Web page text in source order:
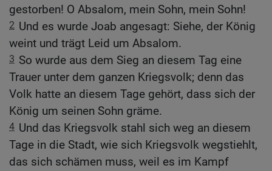
gestorben! O Absalom, mein Sohn, mein Sohn!
2 Und es wurde Joab angesagt: Siehe, der König
weint und trägt Leid um Absalom.
3 So wurde aus dem Sieg an diesem Tag eine
Trauer unter dem ganzen Kriegsvolk; denn das
Volk hatte an diesem Tage gehört, dass sich der
König um seinen Sohn gräme.
4 Und das Kriegsvolk stahl sich weg an diesem
Tage in die Stadt, wie sich Kriegsvolk wegstiehlt,
das sich schämen muss, weil es im Kampf